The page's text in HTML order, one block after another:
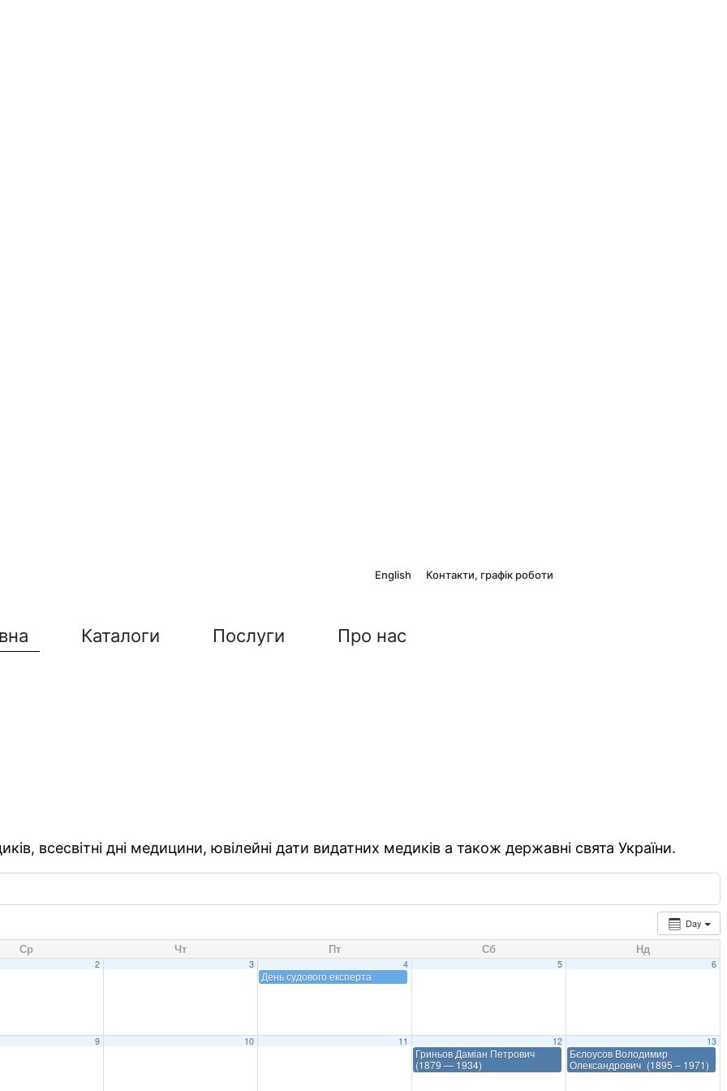
English Контакти, графік роботи
Каталоги Послуги Про нас
всесвітні дні медицини, ювілейні дати видатних медиків а також державні свята України.
Day
Ср Чт Пт Сб Нд
2 3 4
День судового експерта
5 6
9 10 11 12
Гриньов Даміан Петрович
(1879 — 1934)
13
Бєлоусов Володимир
Олександрович (1895 – 1971)